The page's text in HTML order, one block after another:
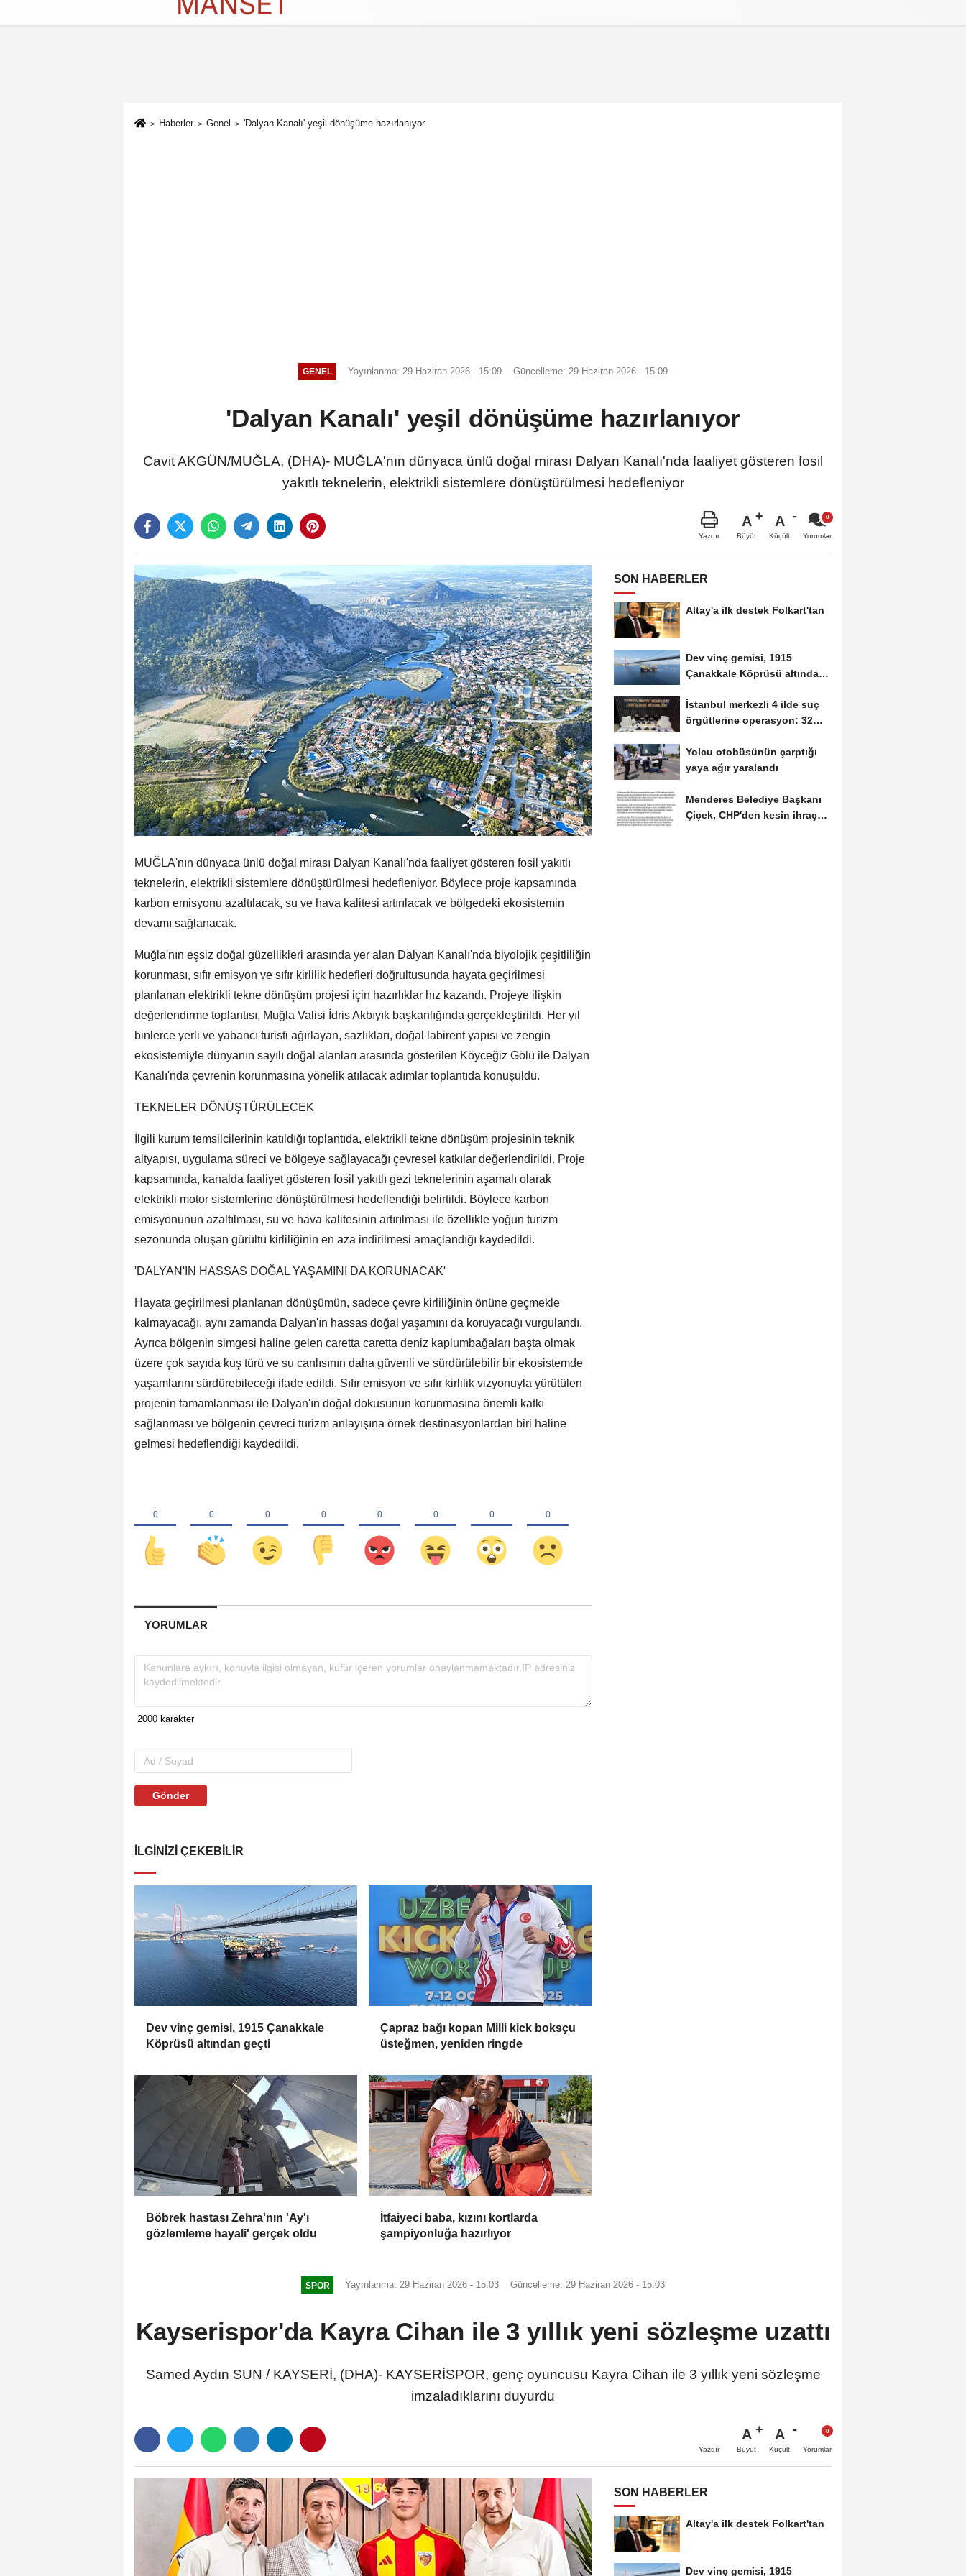
İletişim Çerez Politikası
Haberler Genel 'Dalyan Kanalı' yeşil dönüşüme hazırlanıyor
GENEL Yayınlanma: 29 Haziran 2026 - 15:09 Güncelleme: 29 Haziran 2026 - 15:09
'Dalyan Kanalı' yeşil dönüşüme hazırlanıyor
Cavit AKGÜN/MUĞLA, (DHA)- MUĞLA'nın dünyaca ünlü doğal mirası Dalyan Kanalı'nda faaliyet gösteren fosil
yakıtlı teknelerin, elektrikli sistemlere dönüştürülmesi hedefleniyor
Yazdır
A
Büyüt
A
Küçült Yorumlar
MUĞLA'nın dünyaca ünlü doğal mirası Dalyan Kanalı'nda faaliyet gösteren fosil yakıtlı
teknelerin, elektrikli sistemlere dönüştürülmesi hedefleniyor. Böylece proje kapsamında
karbon emisyonu azaltılacak, su ve hava kalitesi artırılacak ve bölgedeki ekosistemin
devamı sağlanacak.
Muğla'nın eşsiz doğal güzellikleri arasında yer alan Dalyan Kanalı'nda biyolojik çeşitliliğin
korunması, sıfır emisyon ve sıfır kirlilik hedefleri doğrultusunda hayata geçirilmesi
planlanan elektrikli tekne dönüşüm projesi için hazırlıklar hız kazandı. Projeye ilişkin
değerlendirme toplantısı, Muğla Valisi İdris Akbıyık başkanlığında gerçekleştirildi. Her yıl
binlerce yerli ve yabancı turisti ağırlayan, sazlıkları, doğal labirent yapısı ve zengin
ekosistemiyle dünyanın sayılı doğal alanları arasında gösterilen Köyceğiz Gölü ile Dalyan
Kanalı'nda çevrenin korunmasına yönelik atılacak adımlar toplantıda konuşuldu.
TEKNELER DÖNÜŞTÜRÜLECEK
İlgili kurum temsilcilerinin katıldığı toplantıda, elektrikli tekne dönüşüm projesinin teknik
altyapısı, uygulama süreci ve bölgeye sağlayacağı çevresel katkılar değerlendirildi. Proje
kapsamında, kanalda faaliyet gösteren fosil yakıtlı gezi teknelerinin aşamalı olarak
elektrikli motor sistemlerine dönüştürülmesi hedeflendiği belirtildi. Böylece karbon
emisyonunun azaltılması, su ve hava kalitesinin artırılması ile özellikle yoğun turizm
sezonunda oluşan gürültü kirliliğinin en aza indirilmesi amaçlandığı kaydedildi.
'DALYAN'IN HASSAS DOĞAL YAŞAMINI DA KORUNACAK'
Hayata geçirilmesi planlanan dönüşümün, sadece çevre kirliliğinin önüne geçmekle
kalmayacağı, aynı zamanda Dalyan'ın hassas doğal yaşamını da koruyacağı vurgulandı.
Ayrıca bölgenin simgesi haline gelen caretta caretta deniz kaplumbağaları başta olmak
üzere çok sayıda kuş türü ve su canlısının daha güvenli ve sürdürülebilir bir ekosistemde
yaşamlarını sürdürebileceği ifade edildi. Sıfır emisyon ve sıfır kirlilik vizyonuyla yürütülen
projenin tamamlanması ile Dalyan'ın doğal dokusunun korunmasına önemli katkı
sağlanması ve bölgenin çevreci turizm anlayışına örnek destinasyonlardan biri haline
gelmesi hedeflendiği kaydedildi.
YORUMLAR
Gönder
İLGINIZI ÇEKEBILIR
Dev vinç gemisi, 1915 Çanakkale
Köprüsü altından geçti
Çapraz bağı kopan Milli kick boksçu
üsteğmen, yeniden ringde
Böbrek hastası Zehra'nın 'Ay'ı
gözlemleme hayali' gerçek oldu
İtfaiyeci baba, kızını kortlarda
şampiyonluğa hazırlıyor
SON HABERLER
Altay'a ilk destek Folkart'tan
Dev vinç gemisi, 1915
Çanakkale Köprüsü altından
İstanbul merkezli 4 ilde suç
örgütlerine operasyon: 32
Yolcu otobüsünün çarptığı
yaya ağır yaralandı
Menderes Belediye Başkanı
Çiçek, CHP'den kesin ihraç
SPOR Yayınlanma: 29 Haziran 2026 - 15:03 Güncelleme: 29 Haziran 2026 - 15:03
Kayserispor'da Kayra Cihan ile 3 yıllık yeni sözleşme uzattı
Samed Aydın SUN / KAYSERİ, (DHA)- KAYSERİSPOR, genç oyuncusu Kayra Cihan ile 3 yıllık yeni sözleşme
imzaladıklarını duyurdu
Yazdır
A
Büyüt
A
Küçült Yorumlar
SON HABERLER
Altay'a ilk destek Folkart'tan
Dev vinç gemisi, 1915